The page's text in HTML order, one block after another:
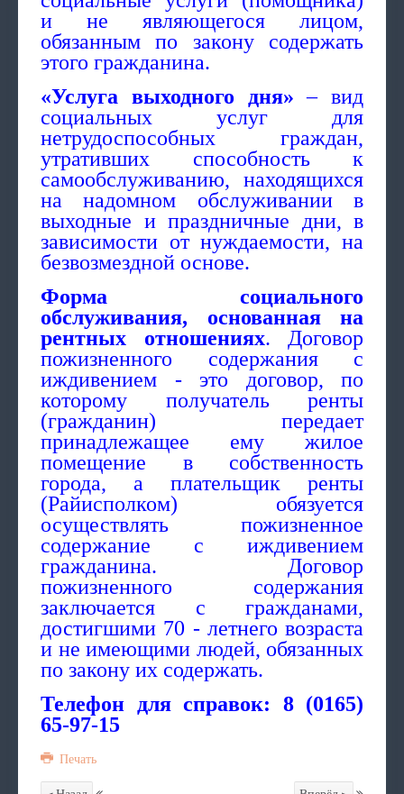
и не являющегося лицом,
обязанным по закону содержать
этого гражданина.
«Услуга выходного дня»– вид
социальных услуг для
нетрудоспособных граждан,
утративших способность к
самообслуживанию, находящихся
на надомном обслуживании в
выходные и праздничные дни, в
зависимости от нуждаемости, на
безвозмездной основе.
Форма социального
обслуживания, основанная на
рентных отношениях. Договор
пожизненного содержания с
иждивением - это договор, по
которому получатель ренты
(гражданин) передает
принадлежащее ему жилое
помещение в собственность
города, а плательщик ренты
(Райисполком) обязуется
осуществлять пожизненное
содержание с иждивением
гражданина. Договор
пожизненного содержания
заключается с гражданами,
достигшими 70 - летнего возраста
и не имеющими людей, обязанных
по закону их содержать.
Телефон для справок: 8 (0165)
65-97-15
Печать